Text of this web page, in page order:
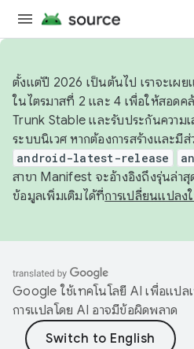
ตั้งแต่ปี 2026 เป็นต้นไป เราจะเผย
ในไตรมาสที่ 2 และ 4 เพื่อให้สอด
Trunk Stable และรับประกันความ
ระบบนิเวศ หากต้องการสร้างและมี
android-latest-release
สาขา Manifest จะอ้างอิงถึงรุ่นล่า
ข้อมูลเพิ่มเติมได้ที่การเปลี่ยนแปลง
Google ใช้เทคโนโลยี AI เพื่อแป
การแปลโดย AI อาจมีข้อผิดพลาด